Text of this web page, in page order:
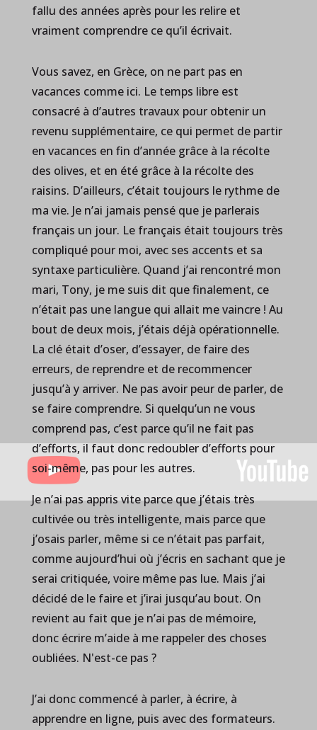
fallu des années après pour les relire et
vraiment comprendre ce qu’il écrivait.
Vous savez, en Grèce, on ne part pas en
vacances comme ici. Le temps libre est
consacré à d’autres travaux pour obtenir un
revenu supplémentaire, ce qui permet de partir
en vacances en fin d’année grâce à la récolte
des olives, et en été grâce à la récolte des
raisins. D’ailleurs, c’était toujours le rythme de
ma vie. Je n’ai jamais pensé que je parlerais
français un jour. Le français était toujours très
compliqué pour moi, avec ses accents et sa
syntaxe particulière. Quand j’ai rencontré mon
mari, Tony, je me suis dit que finalement, ce
n’était pas une langue qui allait me vaincre ! Au
bout de deux mois, j’étais déjà opérationnelle.
La clé était d’oser, d’essayer, de faire des
erreurs, de reprendre et de recommencer
jusqu’à y arriver. Ne pas avoir peur de parler, de
se faire comprendre. Si quelqu’un ne vous
comprend pas, c’est parce qu’il ne fait pas
d’efforts, il faut donc redoubler d’efforts pour
soi-même, pas pour les autres.
Je n’ai pas appris vite parce que j’étais très
cultivée ou très intelligente, mais parce que
j’osais parler, même si ce n’était pas parfait,
comme aujourd’hui où j’écris en sachant que je
serai critiquée, voire même pas lue. Mais j’ai
décidé de le faire et j’irai jusqu’au bout. On
revient au fait que je n’ai pas de mémoire,
donc écrire m’aide à me rappeler des choses
oubliées. N'est-ce pas ?
J’ai donc commencé à parler, à écrire, à
apprendre en ligne, puis avec des formateurs.